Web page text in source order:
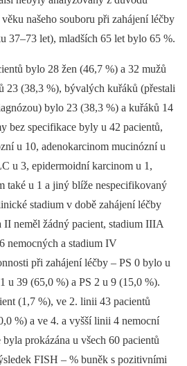
našeho souboru při zahájení léčby
37–73 let), mladších 65 let bylo 65 %.
bylo 28 žen (46,7 %) a 32 mužů
23 (38,3 %), bývalých kuřáků (přestali
bylo 23 (38,3 %) a kuřáků 14
bez specifikace byly u 42 pacientů,
u 10, adenokarcinom mucinózní u
u 3, epidermoidní karcinom u 1,
také u 1 a jiný blíže nespecifikovaný
stadium v době zahájení léčby
neměl žádný pacient, stadium IIIA
nemocných a stadium IV
při zahájení léčby –⁠ PS 0 bylo u
u 39 (65,0 %) a PS 2 u 9 (15,0 %).
(1,7 %), ve 2. linii 43 pacientů
%) a ve 4. a vyšší linii 4 nemocní
prokázána u všech 60 pacientů
FISH –⁠ % buněk s pozitivními